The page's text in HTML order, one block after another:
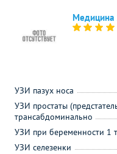
Медицина
УЗИ пазух носа
УЗИ простаты
трансабдоминально
УЗИ при беременности 1
УЗИ селезенки